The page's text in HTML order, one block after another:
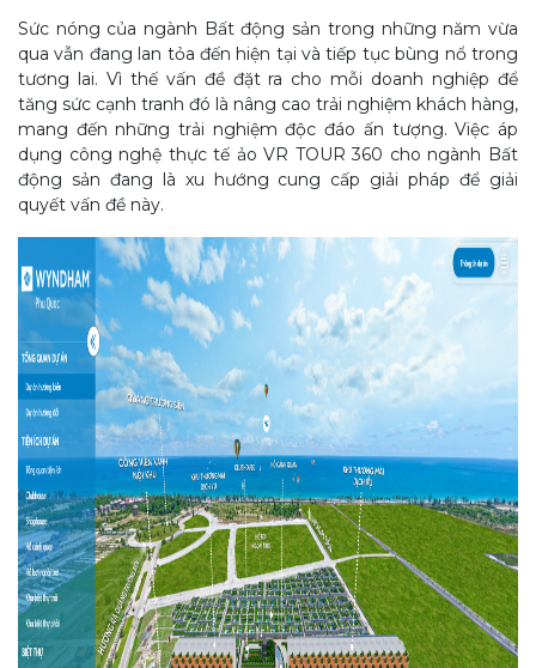
Sức nóng của ngành Bất động sản trong những năm vừa
qua vẫn đang lan tỏa đến hiện tại và tiếp tục bùng nổ trong
tương lai. Vì thế vấn đề đặt ra cho mỗi doanh nghiệp để
tăng sức cạnh tranh đó là nâng cao trải nghiệm khách hàng,
mang đến những trải nghiệm độc đáo ấn tượng. Việc áp
dụng công nghệ thực tế ảo VR TOUR 360 cho ngành Bất
động sản đang là xu hướng cung cấp giải pháp để giải
quyết vấn đề này.